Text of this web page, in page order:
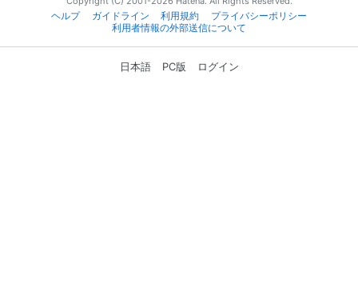
ヘルプ
ガイドライン 利用規約
プライバシーポリシー
利用者情報の外部送信について
日本語 PC版 ログイン